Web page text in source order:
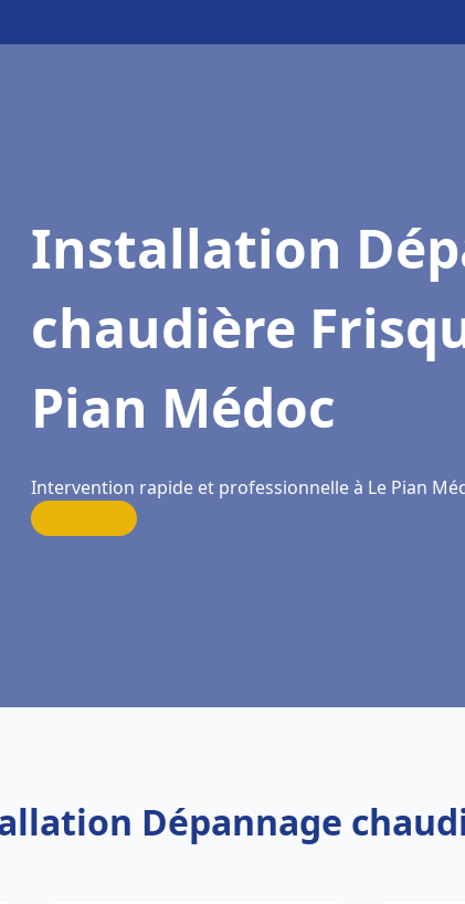
Installation
chaudière
Pian Médoc
Intervention rapide et professionnelle à Le Pian
Dépannage